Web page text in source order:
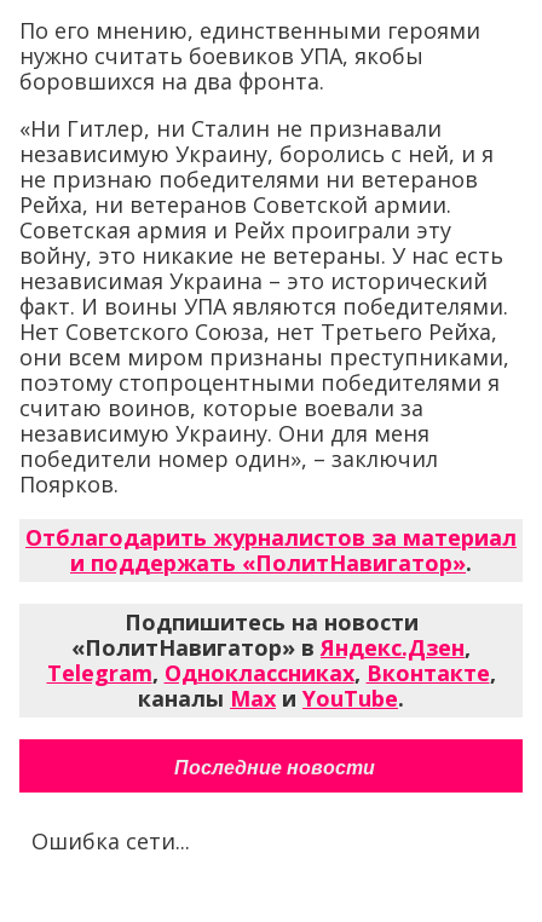
По его мнению, единственными героями
нужно считать боевиков УПА, якобы
боровшихся на два фронта.
«Ни Гитлер, ни Сталин не признавали
независимую Украину, боролись с ней, и я
не признаю победителями ни ветеранов
Рейха, ни ветеранов Советской армии.
Советская армия и Рейх проиграли эту
войну, это никакие не ветераны. У нас есть
независимая Украина – это исторический
факт. И воины УПА являются победителями.
Нет Советского Союза, нет Третьего Рейха,
они всем миром признаны преступниками,
поэтому стопроцентными победителями я
считаю воинов, которые воевали за
независимую Украину. Они для меня
победители номер один», – заключил
Поярков.
Отблагодарить журналистов за материал
и поддержать «ПолитНавигатор».
Подпишитесь на новости
«ПолитНавигатор» вЯндекс.Дзен,
Telegram, Одноклассниках, Вконтакте,
каналы Max и YouTube.
Последние новости
Ошибка сети...